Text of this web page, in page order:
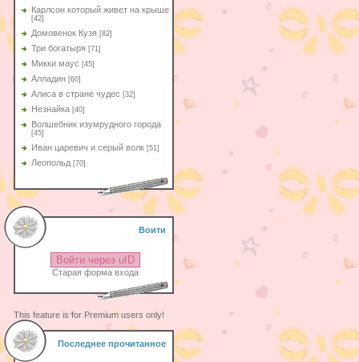
Карлсон который живет на крыше
[42]
Домовенок Кузя [82]
Три богатыря [71]
Микки маус [45]
Алладин [60]
Aлиса в стране чудес [32]
Незнайка [40]
Волшебник изумрудного города
[45]
Иван царевич и серый волк [51]
Леопольд [70]
Воити
Войти через uID
Старая форма входа
This feature is for Premium users only!
Последнее прочитанное